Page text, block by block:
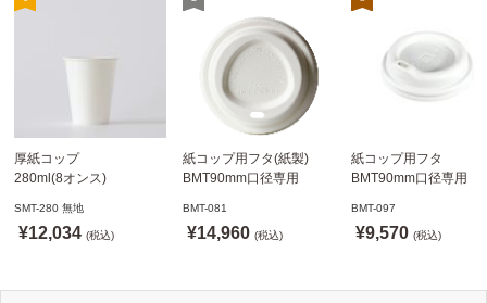
厚紙コップ
280ml(8オンス)
SMT-280 無地
※沖縄・離島 送料別途
SMT-280 無地
¥12,034 (税込)
紙コップ用フタ(紙製)
BMT90mm口径専用
ドリンキングリッド
※適合品番あり ※沖縄・
BMT-081
¥14,960 (税込)
紙コップ用フタ
BMT90mm口径専用
ノーストローフタ
※適合品番あり ※沖縄
BMT-097
¥9,570 (税込)